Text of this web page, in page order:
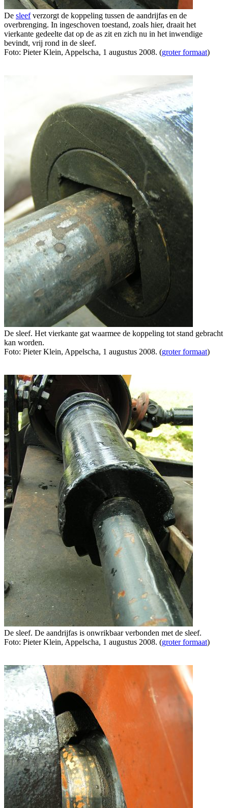
De sleefverzorgt de koppeling tussen de aandrijfas en de
overbrenging. In ingeschoven toestand, zoals hier, draait het
vierkante gedeelte dat op de as zit en zich nu in het inwendige
bevindt, vrij rond in de sleef.
Foto: Pieter Klein, Appelscha, 1 augustus 2008. (groter formaat)
De sleef. Het vierkante gat waarmee de koppeling tot stand gebracht
kan worden.
Foto: Pieter Klein, Appelscha, 1 augustus 2008. (groter formaat)
De sleef. De aandrijfas is onwrikbaar verbonden met de sleef.
Foto: Pieter Klein, Appelscha, 1 augustus 2008. (groter formaat)